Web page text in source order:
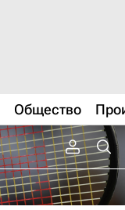
Общество